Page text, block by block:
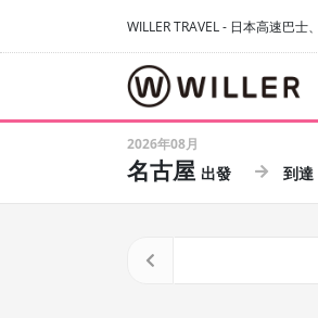
WILLER TRAVEL - 日本高速巴
2026年08月
名古屋